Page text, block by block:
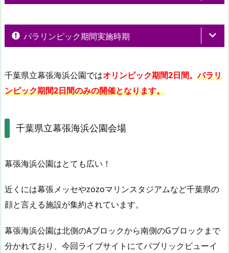
パラリンピック期間実施時期
千葉県立幕張海浜公園ではオリンピック期間2日間。パラリ
ンピック期間2日間のみの開催となります。
千葉県立幕張海浜公園会場
幕張海浜公園はとても広い！
近くには幕張メッセやzozoマリンスタジアムなど千葉県の
顔と言える施設が集約されています。
幕張海浜公園は北側のAブロックから南側のGブロックまで
分かれており、今回ライブサイトにてパブリックビューイ